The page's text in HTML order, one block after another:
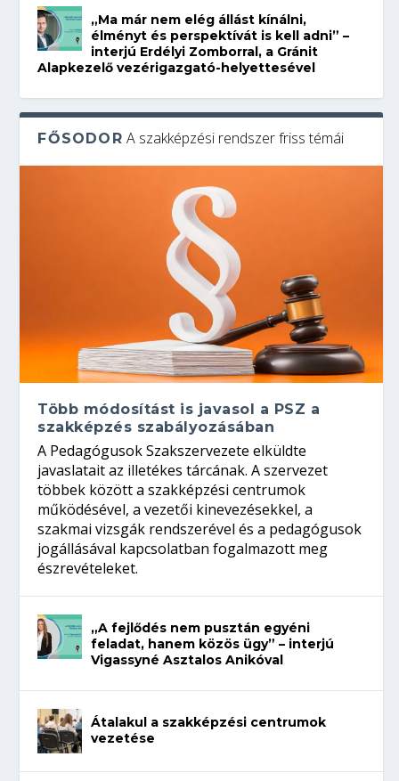
„Ma már nem elég állást kínálni,
élményt és perspektívát is kell adni” –
interjú Erdélyi Zomborral, a Gránit
Alapkezelő vezérigazgató-helyettesével
FŐSODOR A szakképzési rendszer friss témái
Több módosítást is javasol a PSZ a
szakképzés szabályozásában
A Pedagógusok Szakszervezete elküldte
javaslatait az illetékes tárcának. A szervezet
többek között a szakképzési centrumok
működésével, a vezetői kinevezésekkel, a
szakmai vizsgák rendszerével és a pedagógusok
jogállásával kapcsolatban fogalmazott meg
észrevételeket.
„A fejlődés nem pusztán egyéni
feladat, hanem közös ügy” – interjú
Vigassyné Asztalos Anikóval
Átalakul a szakképzési centrumok
vezetése